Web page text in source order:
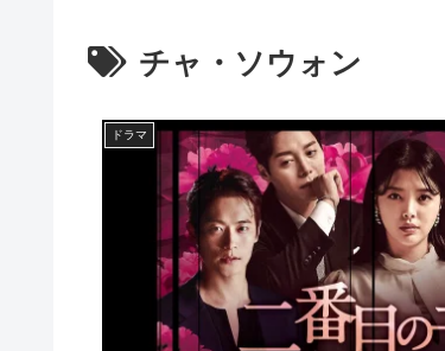
チャ・ソウォン
ドラマ